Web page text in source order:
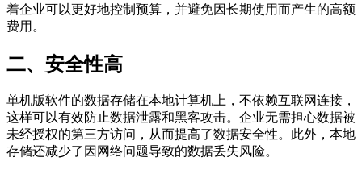
着企业可以更好地控制预算，并避免因长期使用而产生的高额
费用。
二、安全性高
单机版软件的数据存储在本地计算机上，不依赖互联网连接，
这样可以有效防止数据泄露和黑客攻击。企业无需担心数据被
未经授权的第三方访问，从而提高了数据安全性。此外，本地
存储还减少了因网络问题导致的数据丢失风险。